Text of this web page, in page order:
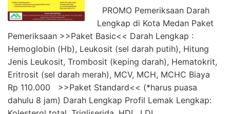
PROMO Pemeriksaan Darah
Lengkap di Kota Medan Paket
Pemeriksaan >>Paket Basic<< Darah Lengkap :
Hemoglobin (Hb), Leukosit (sel darah putih), Hitung
Jenis Leukosit, Trombosit (keping darah), Hematokrit,
Eritrosit (sel darah merah), MCV, MCH, MCHC Biaya
Rp 110.000 >>Paket Standard<< (*harus puasa
dahulu 8 jam) Darah Lengkap Profil Lemak Lengkap: